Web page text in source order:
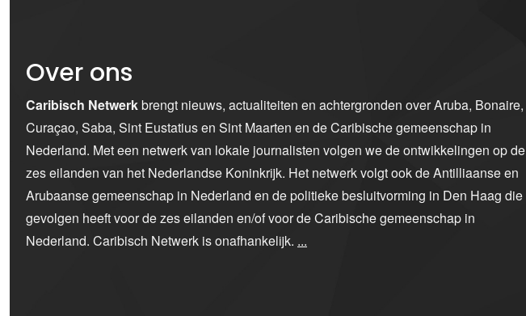
Over ons
Caribisch Netwerkbrengt nieuws, actualiteiten en achtergronden over Aruba, Bonaire,
Curaçao, Saba, Sint Eustatius en Sint Maarten en de Caribische gemeenschap in
Nederland. Met een netwerk van lokale journalisten volgen we de ontwikkelingen op de
zes eilanden van het Nederlandse Koninkrijk. Het netwerk volgt ook de Antilliaanse en
Arubaanse gemeenschap in Nederland en de politieke besluitvorming in Den Haag die
gevolgen heeft voor de zes eilanden en/of voor de Caribische gemeenschap in
Nederland. Caribisch Netwerk is onafhankelijk. ...